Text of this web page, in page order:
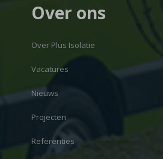
Over ons
Over Plus Isolatie
Vacatures
Nieuws
Projecten
Referenties